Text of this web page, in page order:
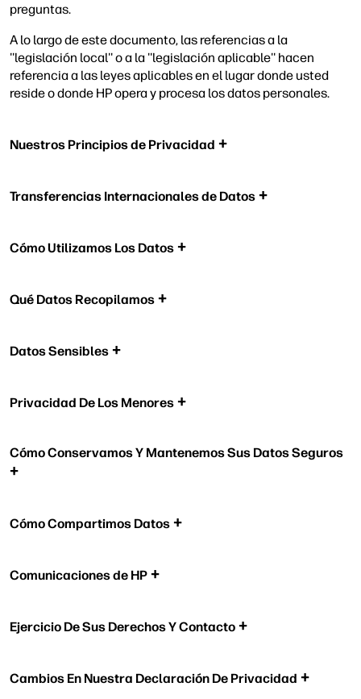
preguntas.
A lo largo de este documento, las referencias a la
''legislación local'' o a la ''legislación aplicable'' hacen
referencia a las leyes aplicables en el lugar donde usted
reside o donde HP opera y procesa los datos personales.
Nuestros Principios de Privacidad
Transferencias Internacionales de Datos
Cómo Utilizamos Los Datos
Qué Datos Recopilamos
Datos Sensibles
Privacidad De Los Menores
Cómo Conservamos Y Mantenemos Sus Datos Seguros
Cómo Compartimos Datos
Comunicaciones de HP
Ejercicio De Sus Derechos Y Contacto
Cambios En Nuestra Declaración De Privacidad